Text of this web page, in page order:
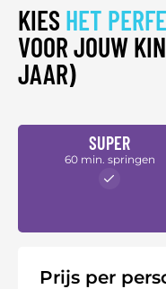
KIESHET
VOOR JOUW
JAAR)
SUPER
60 min. springen
Prijs per